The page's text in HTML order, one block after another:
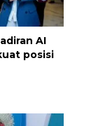
AI
posisi